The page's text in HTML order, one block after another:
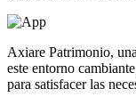
Axiare Patrimonio,
este entorno
para satisfacer las